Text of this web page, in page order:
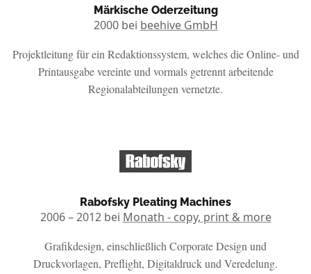
Märkische Oderzeitung
2000 bei beehive GmbH
Projektleitung für ein Redaktionssystem, welches die Online- und
Printausgabe vereinte und vormals getrennt arbeitende
Regionalabteilungen vernetzte.
Rabofsky Pleating Machines
2006 – 2012 bei Monath - copy, print & more
Grafikdesign, einschließlich Corporate Design und
Druckvorlagen, Preflight, Digitaldruck und Veredelung.